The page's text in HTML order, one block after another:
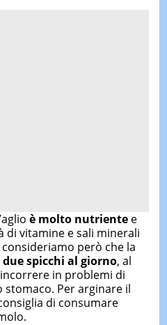
è molto nutrientee
di vitamine e sali minerali
però che la
due spicchi al giorno, al
in problemi di
Per arginare il
di consumare